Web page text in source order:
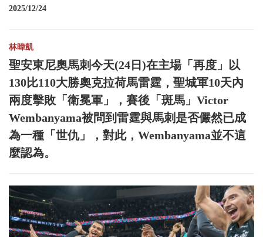
2025/12/24
林暐凱
聖安東尼奧馬刺今天(24日)在主場「再度」以
130比110大勝奧克拉荷馬雷霆，聖城軍10天內
兩度擊敗「衛冕軍」，賽後「斑馬」Victor
Wembanyama被問到雷霆與馬刺是否儼然已成
為一種「世仇」，對此，Wembanyama並不這
麼認為。